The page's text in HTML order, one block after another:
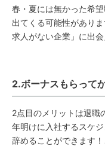
春・夏には無かった希
出てくる可能性があり
求人がない企業」に出会
2.ボーナスもらって
2点目のメリットは退職
年明けに入社するスケ
辞めることができます